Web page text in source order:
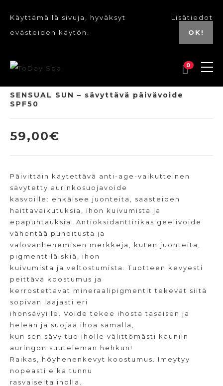
Käyttämällä sivuja, hyväksyt
evästeiden käytön.
Lisätiedot
OK!
0
SENSUAL SUN – sävyttävä päivävoide
SPF50
59,00€
Päivittäin käytettävä anti-age-vaikutteinen
sävytetty aurinkosuojavoide
kasvoille: ehkäisee juonteita, saasteiden
haittavaikutuksia, ihon kuivumista ja
epäpuhtauksia. Antioksidanttirikas geelivoide
vähentää punoitusta ja
valovanhenemisen merkkejä, kuten juonteita,
pigmenttiläiskiä, ihon
kuivumista ja veltostumista. Tuotteen kevyesti
peittävä koostumus ja
kerrostettavat mineraalipigmentit tekevät siitä
sopivan laajasti eri
ihonsävyille. Voide tekee ihosta tasaisen ja
heleän ja suojaa ihoa samalla,
kun sen sävy tuo iholle välittömästi kauniin
auringon suuteleman hehkun!
Raikas, höyhenenkevyt koostumus. Imeytyy
nopeasti eikä tunnu
rasvaiselta iholla.